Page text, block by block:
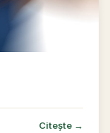
Citește →